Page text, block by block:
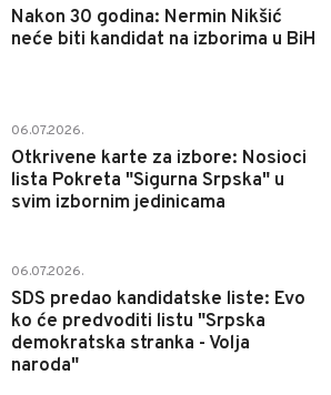
Nakon 30 godina: Nermin Nikšić
neće biti kandidat na izborima u BiH
06.07.2026.
Otkrivene karte za izbore: Nosioci
lista Pokreta "Sigurna Srpska" u
svim izbornim jedinicama
06.07.2026.
SDS predao kandidatske liste: Evo
ko će predvoditi listu "Srpska
demokratska stranka - Volja
naroda"